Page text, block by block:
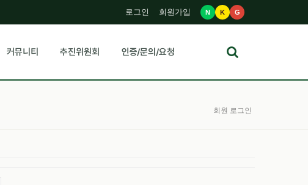
로그인 회원가입 N K G
커뮤니티 추진위원회 인증/문의/요청
회원 로그인